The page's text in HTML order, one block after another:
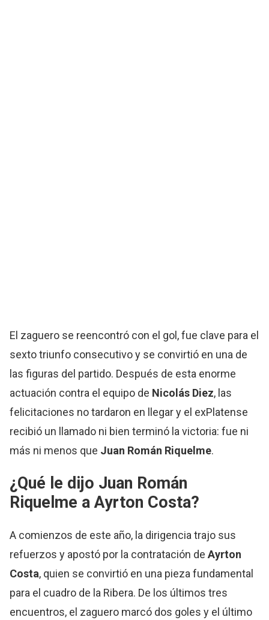
El zaguero se reencontró con el gol, fue clave para el
sexto triunfo consecutivo y se convirtió en una de
las figuras del partido. Después de esta enorme
actuación contra el equipo de Nicolás Diez, las
felicitaciones no tardaron en llegar y el exPlatense
recibió un llamado ni bien terminó la victoria: fue ni
más ni menos que Juan Román Riquelme.
¿Qué le dijo Juan Román
Riquelme a Ayrton Costa?
A comienzos de este año, la dirigencia trajo sus
refuerzos y apostó por la contratación deAyrton
Costa, quien se convirtió en una pieza fundamental
para el cuadro de la Ribera. De los últimos tres
encuentros, el zaguero marcó dos goles y el último